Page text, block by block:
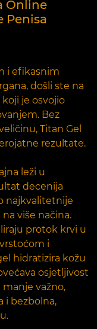
Online
Penisa
i efikasnim
došli ste na
je osvojio
Bez
Titan Gel
rezultate.
leži u
decenija
najkvalitetnije
više načina.
protok krvi u
i
hidratizira kožu
osjetljivost
manje važno,
i bezbolna,